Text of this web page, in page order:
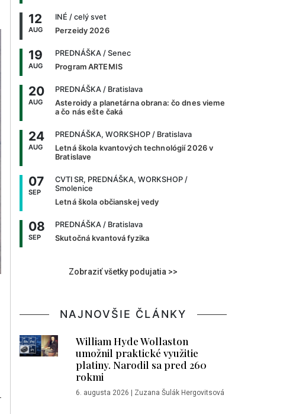
12
AUG
INÉ / celý svet
Perzeidy 2026
19
AUG
PREDNÁŠKA / Senec
Program ARTEMIS
20
AUG
PREDNÁŠKA / Bratislava
Asteroidy a planetárna obrana: čo dnes vieme
a čo nás ešte čaká
24
AUG
PREDNÁŠKA, WORKSHOP / Bratislava
Letná škola kvantových technológií 2026 v
Bratislave
07
SEP
CVTI SR, PREDNÁŠKA, WORKSHOP /
Smolenice
Letná škola občianskej vedy
08
SEP
PREDNÁŠKA / Bratislava
Skutočná kvantová fyzika
Zobraziť všetky podujatia >>
NAJNOVŠIE ČLÁNKY
William Hyde Wollaston
umožnil praktické využitie
platiny. Narodil sa pred 260
rokmi
6. augusta 2026 | Zuzana Šulák Hergovitsová